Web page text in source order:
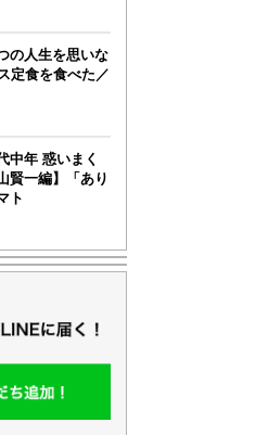
の人生を思いな
定食を食べた／
中年 惑いまく
賢一編】「あり
ト